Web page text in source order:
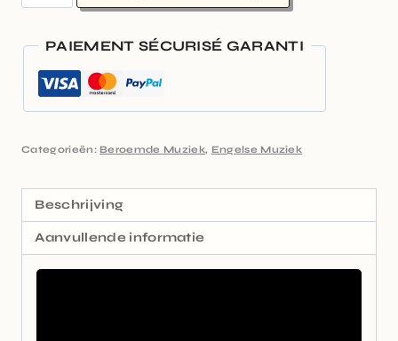
PAIEMENT SÉCURISÉ GARANTI
Categorieën: Beroemde Muziek, Engelse Muziek
Beschrijving
Aanvullende informatie